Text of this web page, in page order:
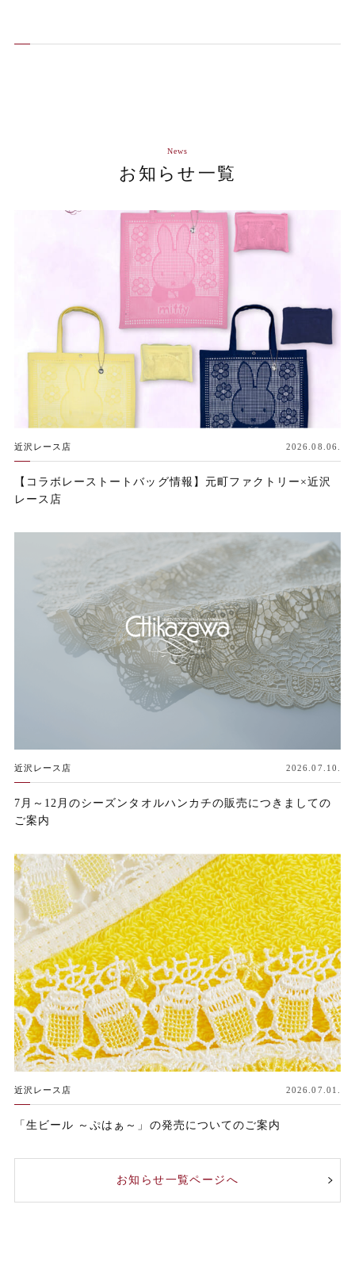
お知らせ一覧
News
近沢レース店 2026.08.06.
【コラボレーストートバッグ情報】元町ファクトリー×近沢
レース店
近沢レース店 2026.07.10.
7月～12月のシーズンタオルハンカチの販売につきましての
ご案内
近沢レース店 2026.07.01.
「生ビール ～ぷはぁ～」の発売についてのご案内
お知らせ一覧ページへ